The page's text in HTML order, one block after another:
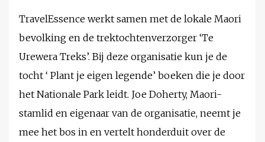
TravelEssence werkt samen met de lokale Maori
bevolking en de trektochtenverzorger ‘Te
Urewera Treks’. Bij deze organisatie kun je de
tocht ‘ Plant je eigen legende’ boeken die je door
het Nationale Park leidt. Joe Doherty, Maori-
stamlid en eigenaar van de organisatie, neemt je
mee het bos in en vertelt honderduit over de